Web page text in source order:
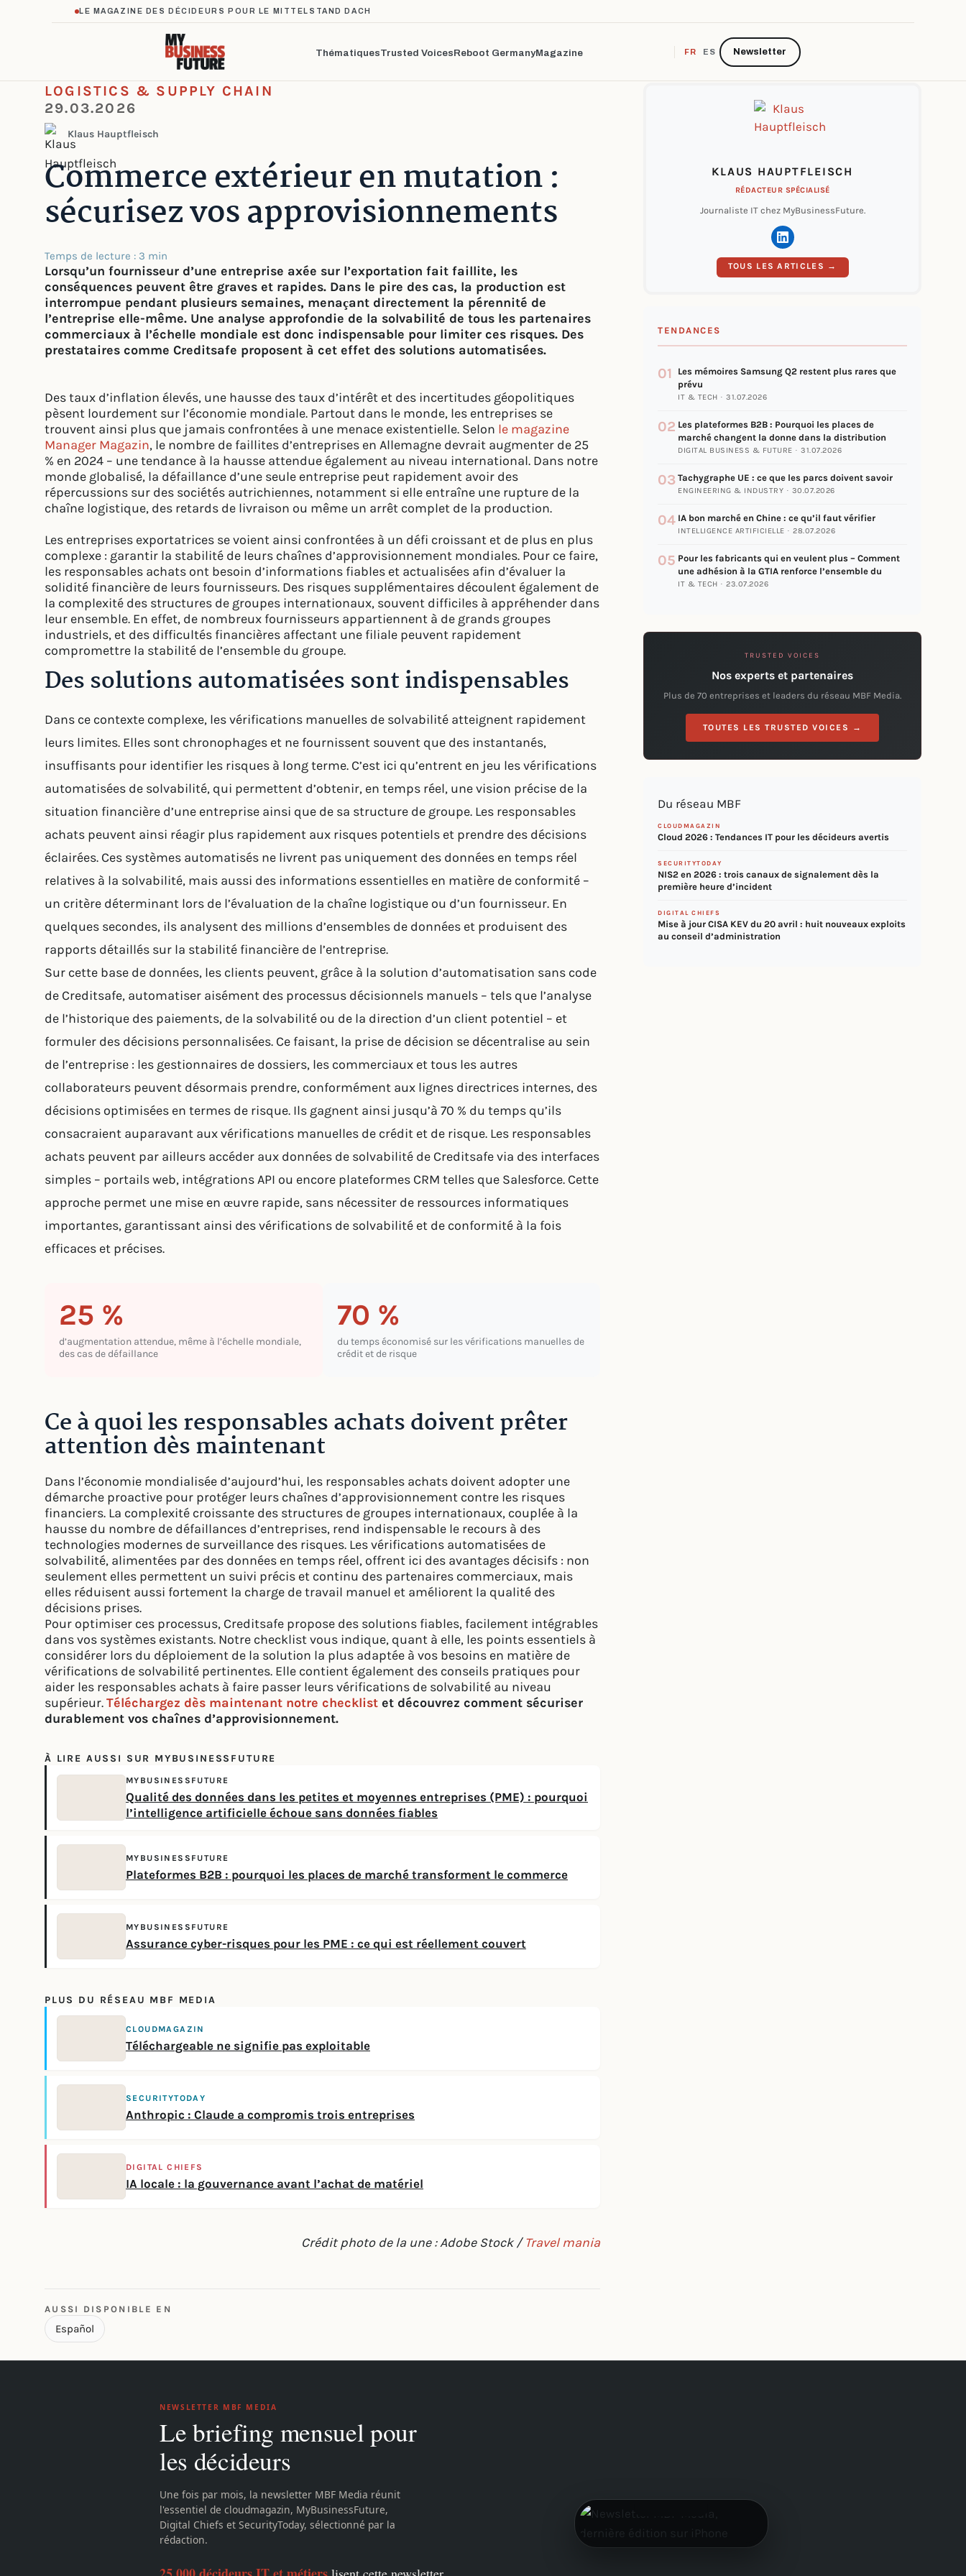
LOGISTICS & SUPPLY CHAIN
29.03.2026
Klaus Hauptfleisch
Commerce extérieur en mutation :
sécurisez vos approvisionnements
Temps de lecture : 3 min
Lorsqu’un fournisseur d’une entreprise axée sur l’exportation fait faillite, les
conséquences peuvent être graves et rapides. Dans le pire des cas, la production est
interrompue pendant plusieurs semaines, menaçant directement la pérennité de
l’entreprise elle-même. Une analyse approfondie de la solvabilité de tous les partenaires
commerciaux à l’échelle mondiale est donc indispensable pour limiter ces risques. Des
prestataires comme Creditsafe proposent à cet effet des solutions automatisées.
Des taux d’inflation élevés, une hausse des taux d’intérêt et des incertitudes géopolitiques
pèsent lourdement sur l’économie mondiale. Partout dans le monde, les entreprises se
trouvent ainsi plus que jamais confrontées à une menace existentielle. Selon le magazine
Manager Magazin, le nombre de faillites d’entreprises en Allemagne devrait augmenter de 25
% en 2024 – une tendance à la hausse attendue également au niveau international. Dans notre
monde globalisé, la défaillance d’une seule entreprise peut rapidement avoir des
répercussions sur des sociétés autrichiennes, notamment si elle entraîne une rupture de la
chaîne logistique, des retards de livraison ou même un arrêt complet de la production.
Les entreprises exportatrices se voient ainsi confrontées à un défi croissant et de plus en plus
complexe : garantir la stabilité de leurs chaînes d’approvisionnement mondiales. Pour ce faire,
les responsables achats ont besoin d’informations fiables et actualisées afin d’évaluer la
solidité financière de leurs fournisseurs. Des risques supplémentaires découlent également de
la complexité des structures de groupes internationaux, souvent difficiles à appréhender dans
leur ensemble. En effet, de nombreux fournisseurs appartiennent à de grands groupes
industriels, et des difficultés financières affectant une filiale peuvent rapidement
compromettre la stabilité de l’ensemble du groupe.
Des solutions automatisées sont indispensables
Dans ce contexte complexe, les vérifications manuelles de solvabilité atteignent rapidement
leurs limites. Elles sont chronophages et ne fournissent souvent que des instantanés,
insuffisants pour identifier les risques à long terme. C’est ici qu’entrent en jeu les vérifications
automatisées de solvabilité, qui permettent d’obtenir, en temps réel, une vision précise de la
situation financière d’une entreprise ainsi que de sa structure de groupe. Les responsables
achats peuvent ainsi réagir plus rapidement aux risques potentiels et prendre des décisions
éclairées. Ces systèmes automatisés ne livrent pas uniquement des données en temps réel
relatives à la solvabilité, mais aussi des informations essentielles en matière de conformité –
un critère déterminant lors de l’évaluation de la chaîne logistique ou d’un fournisseur. En
quelques secondes, ils analysent des millions d’ensembles de données et produisent des
rapports détaillés sur la stabilité financière de l’entreprise.
Sur cette base de données, les clients peuvent, grâce à la solution d’automatisation sans code
de Creditsafe, automatiser aisément des processus décisionnels manuels – tels que l’analyse
de l’historique des paiements, de la solvabilité ou de la direction d’un client potentiel – et
formuler des décisions personnalisées. Ce faisant, la prise de décision se décentralise au sein
de l’entreprise : les gestionnaires de dossiers, les commerciaux et tous les autres
collaborateurs peuvent désormais prendre, conformément aux lignes directrices internes, des
décisions optimisées en termes de risque. Ils gagnent ainsi jusqu’à 70 % du temps qu’ils
consacraient auparavant aux vérifications manuelles de crédit et de risque. Les responsables
achats peuvent par ailleurs accéder aux données de solvabilité de Creditsafe via des interfaces
simples – portails web, intégrations API ou encore plateformes CRM telles que Salesforce. Cette
approche permet une mise en œuvre rapide, sans nécessiter de ressources informatiques
importantes, garantissant ainsi des vérifications de solvabilité et de conformité à la fois
efficaces et précises.
25 %
d’augmentation attendue, même à l’échelle mondiale,
des cas de défaillance
70 %
du temps économisé sur les vérifications manuelles de
crédit et de risque
Ce à quoi les responsables achats doivent prêter
attention dès maintenant
Dans l’économie mondialisée d’aujourd’hui, les responsables achats doivent adopter une
démarche proactive pour protéger leurs chaînes d’approvisionnement contre les risques
financiers. La complexité croissante des structures de groupes internationaux, couplée à la
hausse du nombre de défaillances d’entreprises, rend indispensable le recours à des
technologies modernes de surveillance des risques. Les vérifications automatisées de
solvabilité, alimentées par des données en temps réel, offrent ici des avantages décisifs : non
seulement elles permettent un suivi précis et continu des partenaires commerciaux, mais
elles réduisent aussi fortement la charge de travail manuel et améliorent la qualité des
décisions prises.
Pour optimiser ces processus, Creditsafe propose des solutions fiables, facilement intégrables
dans vos systèmes existants. Notre checklist vous indique, quant à elle, les points essentiels à
considérer lors du déploiement de la solution la plus adaptée à vos besoins en matière de
vérifications de solvabilité pertinentes. Elle contient également des conseils pratiques pour
aider les responsables achats à faire passer leurs vérifications de solvabilité au niveau
supérieur.Téléchargez dès maintenant notre checklist et découvrez comment sécuriser
durablement vos chaînes d’approvisionnement.
À LIRE AUSSI SUR MYBUSINESSFUTURE
MYBUSINESSFUTURE
Qualité des données dans les petites et moyennes entreprises (PME) : pourquoi
l’intelligence artificielle échoue sans données fiables
MYBUSINESSFUTURE
Plateformes B2B : pourquoi les places de marché transforment le commerce
MYBUSINESSFUTURE
Assurance cyber-risques pour les PME : ce qui est réellement couvert
PLUS DU RÉSEAU MBF MEDIA
CLOUDMAGAZIN
Téléchargeable ne signifie pas exploitable
SECURITYTODAY
Anthropic : Claude a compromis trois entreprises
DIGITAL CHIEFS
IA locale : la gouvernance avant l’achat de matériel
Crédit photo de la une : Adobe Stock /Travel mania
AUSSI DISPONIBLE EN
Español
KLAUS HAUPTFLEISCH
RÉDACTEUR SPÉCIALISÉ
Journaliste IT chez MyBusinessFuture.
TOUS LES ARTICLES →
TENDANCES
01
Les mémoires Samsung Q2 restent plus rares que
prévu
IT & TECH · 31.07.2026
02 Les plateformes B2B : Pourquoi les places de
marché changent la donne dans la distribution
DIGITAL BUSINESS & FUTURE · 31.07.2026
03 Tachygraphe UE : ce que les parcs doivent savoir
ENGINEERING & INDUSTRY · 30.07.2026
04 IA bon marché en Chine : ce qu’il faut vérifier
INTELLIGENCE ARTIFICIELLE · 28.07.2026
05 Pour les fabricants qui en veulent plus – Comment
une adhésion à la GTIA renforce l’ensemble du
IT & TECH · 23.07.2026
TRUSTED VOICES
Nos experts et partenaires
Plus de 70 entreprises et leaders du réseau MBF Media.
TOUTES LES TRUSTED VOICES →
Du réseau MBF
CLOUDMAGAZIN
Cloud 2026 : Tendances IT pour les décideurs avertis
SECURITYTODAY
NIS2 en 2026 : trois canaux de signalement dès la
première heure d’incident
DIGITAL CHIEFS
Mise à jour CISA KEV du 20 avril : huit nouveaux exploits
au conseil d’administration
NEWSLETTER MBF MEDIA
Le briefing mensuel pour
les décideurs
Une fois par mois, la newsletter MBF Media réunit
l'essentiel de cloudmagazin, MyBusinessFuture,
Digital Chiefs et SecurityToday, sélectionné par la
rédaction.
LE MAGAZINE DES DÉCIDEURS POUR LE MITTELSTAND DACH
ThématiquesTrusted VoicesReboot GermanyMagazine FR ES Newsletter